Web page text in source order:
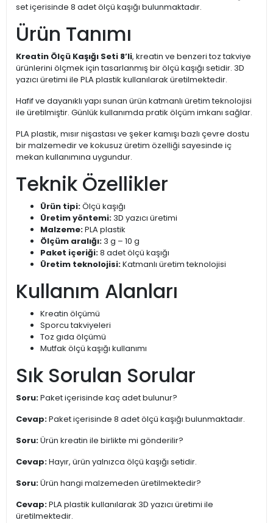
set içerisinde 8 adet ölçü kaşığı bulunmaktadır.
Ürün Tanımı
Kreatin Ölçü Kaşığı Seti 8’li, kreatin ve benzeri toz takviye
ürünlerini ölçmek için tasarlanmış bir ölçü kaşığı setidir. 3D
yazıcı üretimi ile PLA plastik kullanılarak üretilmektedir.
Hafif ve dayanıklı yapı sunan ürün katmanlı üretim teknolojisi
ile üretilmiştir. Günlük kullanımda pratik ölçüm imkanı sağlar.
PLA plastik, mısır nişastası ve şeker kamışı bazlı çevre dostu
bir malzemedir ve kokusuz üretim özelliği sayesinde iç
mekan kullanımına uygundur.
Teknik Özellikler
Ürün tipi:Ölçü kaşığı
Üretim yöntemi:3D yazıcı üretimi
Malzeme:PLA plastik
Ölçüm aralığı:3 g – 10 g
Paket içeriği:8 adet ölçü kaşığı
Üretim teknolojisi:Katmanlı üretim teknolojisi
Kullanım Alanları
Kreatin ölçümü
Sporcu takviyeleri
Toz gıda ölçümü
Mutfak ölçü kaşığı kullanımı
Sık Sorulan Sorular
Soru:Paket içerisinde kaç adet bulunur?
Cevap:Paket içerisinde 8 adet ölçü kaşığı bulunmaktadır.
Soru:Ürün kreatin ile birlikte mi gönderilir?
Cevap:Hayır, ürün yalnızca ölçü kaşığı setidir.
Soru:Ürün hangi malzemeden üretilmektedir?
Cevap:PLA plastik kullanılarak 3D yazıcı üretimi ile
üretilmektedir.